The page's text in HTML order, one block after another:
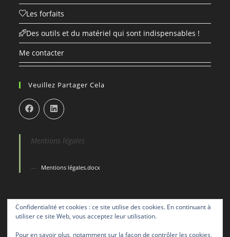
Les forfaits
Des outils et du matériel qui sont indispensables !
Me contacter
Veuillez Partager Cela
Mentions légales
Mentions légales.docx
Confidentialité et cookies : ce site utilise des cookies. En continuant à
utiliser ce site Web, vous acceptez leur utilisation.
Pour en savoir plus, notamment sur la façon de contrôler les cookies,